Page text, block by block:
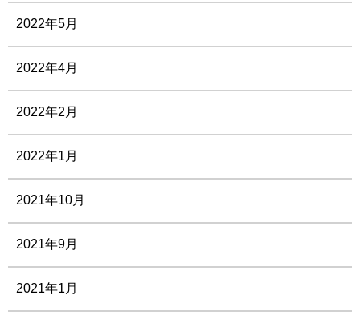
2022年5月
2022年4月
2022年2月
2022年1月
2021年10月
2021年9月
2021年1月